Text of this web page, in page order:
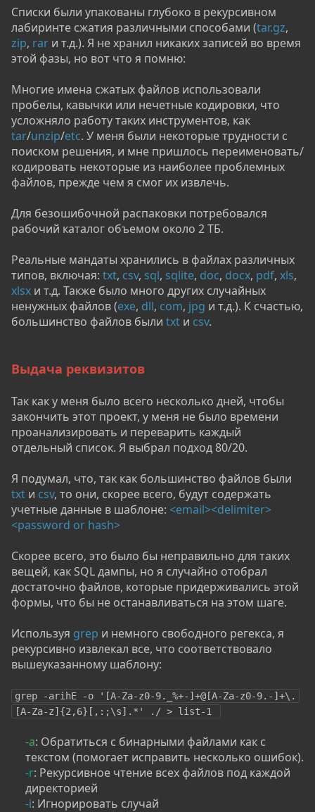
Списки были упакованы глубоко в рекурсивном
лабиринте сжатия различными способами (tar.gz,
zip, rar и т.д.). Я не хранил никаких записей во время
этой фазы, но вот что я помню:
Многие имена сжатых файлов использовали
пробелы, кавычки или нечетные кодировки, что
усложняло работу таких инструментов, как
tar/unzip/etc. У меня были некоторые трудности с
поиском решения, и мне пришлось переименовать/
кодировать некоторые из наиболее проблемных
файлов, прежде чем я смог их извлечь.
Для безошибочной распаковки потребовался
рабочий каталог объемом около 2 ТБ.
Реальные мандаты хранились в файлах различных
типов, включая: txt, csv, sql, sqlite, doc, docx, pdf, xls,
xlsx и т.д. Также было много других случайных
ненужных файлов (exe, dll, com, jpg и т.д.). К счастью,
большинство файлов были txt и csv.
Выдача реквизитов
Так как у меня было всего несколько дней, чтобы
закончить этот проект, у меня не было времени
проанализировать и переварить каждый
отдельный список. Я выбрал подход 80/20.
Я подумал, что, так как большинство файлов были
txt и csv, то они, скорее всего, будут содержать
учетные данные в шаблоне: <email><delimiter>
<password or hash>
Скорее всего, это было бы неправильно для таких
вещей, как SQL дампы, но я случайно отобрал
достаточно файлов, которые придерживались этой
формы, что бы не останавливаться на этом шаге.
Используя grep и немного свободного регекса, я
рекурсивно извлекал все, что соответствовало
вышеуказанному шаблону:
grep -arihE -o '[A-Za-z0-9._%+-]+@[A-Za-z0-9.-]+\.
[A-Za-z]{2,6}[,:;\s].*' ./ > list-1
-a: Обратиться с бинарными файлами как с
текстом (помогает исправить несколько ошибок).​
-r: Рекурсивное чтение всех файлов под каждой
директорией​
-i: Игнорировать случай​